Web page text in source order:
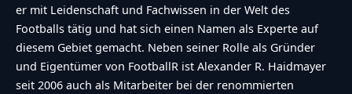
er mit Leidenschaft und Fachwissen in der Welt des
Footballs tätig und hat sich einen Namen als Experte auf
diesem Gebiet gemacht. Neben seiner Rolle als Gründer
und Eigentümer von FootballR ist Alexander R. Haidmayer
seit 2006 auch als Mitarbeiter bei der renommierten